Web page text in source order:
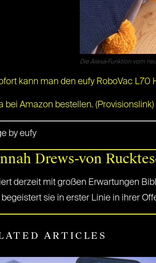
Die Alexa-Funktion vom
kann man den eufy RoboVac L70
bei Amazon bestellen. (Provisionslink)
by eufy
Drews-von
derzeit mit großen Erwartungen
begeistert sie in erster Linie in ihrer
ARTICLES